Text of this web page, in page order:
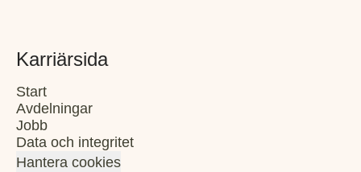
Karriärsida
Start
Avdelningar
Jobb
Data och integritet
Hantera cookies